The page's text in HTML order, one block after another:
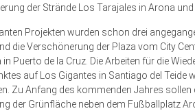
der Strände Los Tarajales in Arona
Projekten wurden schon drei
die Verschönerung der Plaza vom City
in Puerto de la Cruz. Die Arbeiten für die
auf Los Gigantes in Santiago del Teide
Zu Anfang des kommenden Jahres sollen
der Grünfläche neben dem Fußballplatz